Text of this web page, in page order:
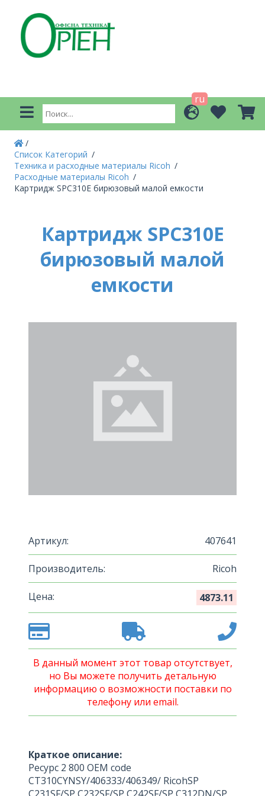
ru
Список Категорий
Техника и расходные материалы Ricoh
Расходные материалы Ricoh
Картридж SPC310E бирюзовый малой емкости
Картридж SPC310E
бирюзовый малой
емкости
Артикул: 407641
Производитель: Ricoh
Цена: 4873.11
В данный момент этот товар отсутствует,
но Вы можете получить детальную
информацию о возможности поставки по
телефону или email.
Краткое описание:
Ресурс 2 800 OEM code
CT310CYNSY/406333/406349/ RicohSP